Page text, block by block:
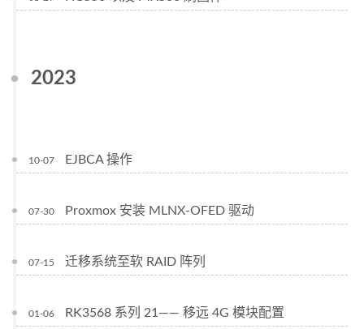
2023
10-07 EJBCA 操作
07-30 Proxmox 安装 MLNX-OFED 驱动
07-15 迁移系统至软 RAID 阵列
01-06 RK3568 系列 21—— 移远 4G 模块配置